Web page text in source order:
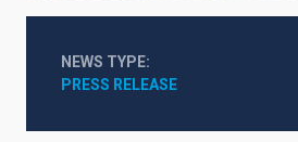
NEWS TYPE
PRESS RELEASE